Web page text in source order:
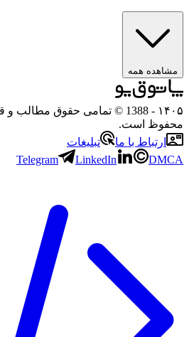
مشاهده همه
۱۴۰۵
- 1388 © تمامی حقوق مطالب
محفوظ است.
ارتباط با ما
تبلیغات
Telegram
LinkedIn DMCA